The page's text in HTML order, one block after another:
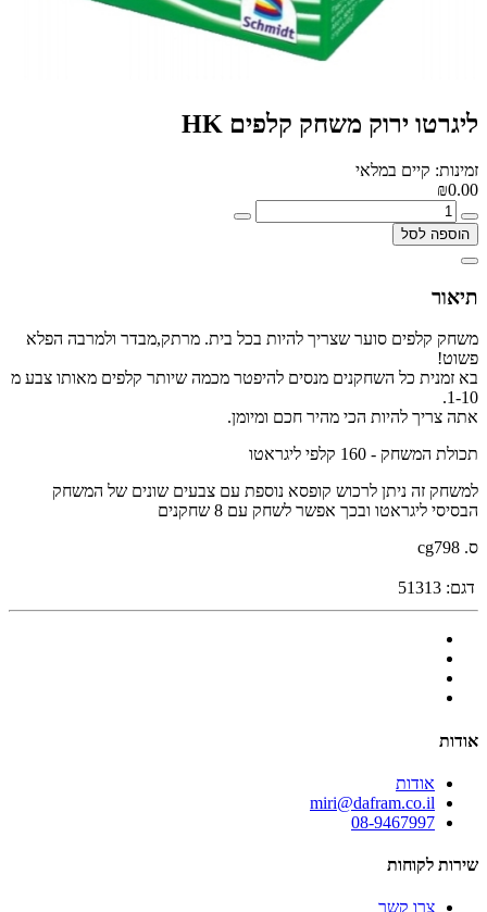
ליגרטו ירוק משחק קלפים HK
זמינות: קיים במלאי
₪0.00
הוספה לסל
תיאור
משחק קלפים סוער שצריך להיות בכל בית. מרתק,מבדר ולמרבה הפלא
פשוט!
בא זמנית כל השחקנים מנסים להיפטר מכמה שיותר קלפים מאותו צבע מ
1-10.
אתה צריך להיות הכי מהיר חכם ומיומן.
תכולת המשחק - 160 קלפי ליגראטו
למשחק זה ניתן לרכוש קופסא נוספת עם צבעים שונים של המשחק
הבסיסי ליגראטו ובכך אפשר לשחק עם 8 שחקנים
ס. cg798
דגם: 51313
אודות
אודות
miri@dafram.co.il
08-9467997
שירות לקוחות
צרו קשר